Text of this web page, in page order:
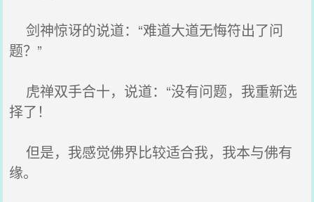
剑神惊讶的说道：“难道大道无悔符出了问
题？”
虎禅双手合十，说道：“没有问题，我重新选
择了！
但是，我感觉佛界比较适合我，我本与佛有
缘。